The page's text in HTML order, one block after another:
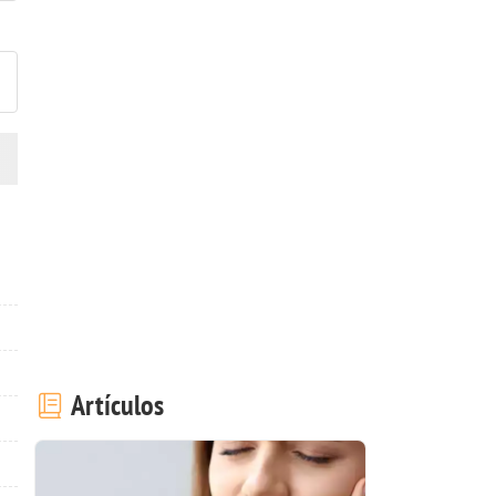
la foto de esta receta
Artículos